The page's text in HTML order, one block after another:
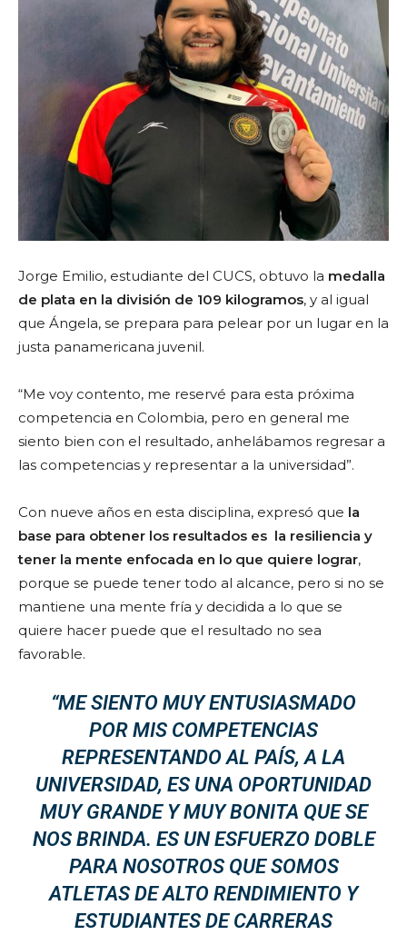
Jorge Emilio, estudiante del CUCS, obtuvo la medalla
de plata en la división de 109 kilogramos, y al igual
que Ángela, se prepara para pelear por un lugar en la
justa panamericana juvenil.
“Me voy contento, me reservé para esta próxima
competencia en Colombia, pero en general me
siento bien con el resultado, anhelábamos regresar a
las competencias y representar a la universidad”.
Con nueve años en esta disciplina, expresó que la
base para obtener los resultados es la resiliencia y
tener la mente enfocada en lo que quiere lograr,
porque se puede tener todo al alcance, pero si no se
mantiene una mente fría y decidida a lo que se
quiere hacer puede que el resultado no sea
favorable.
“ME SIENTO MUY ENTUSIASMADO
POR MIS COMPETENCIAS
REPRESENTANDO AL PAÍS, A LA
UNIVERSIDAD, ES UNA OPORTUNIDAD
MUY GRANDE Y MUY BONITA QUE SE
NOS BRINDA. ES UN ESFUERZO DOBLE
PARA NOSOTROS QUE SOMOS
ATLETAS DE ALTO RENDIMIENTO Y
ESTUDIANTES DE CARRERAS